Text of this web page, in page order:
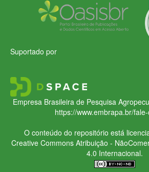
Suportado por
Empresa Brasileira de Pesquisa
https://www.embrapa.br/
O conteúdo do repositório está
Creative CommonsAtribuição -
4.0 Internacional.